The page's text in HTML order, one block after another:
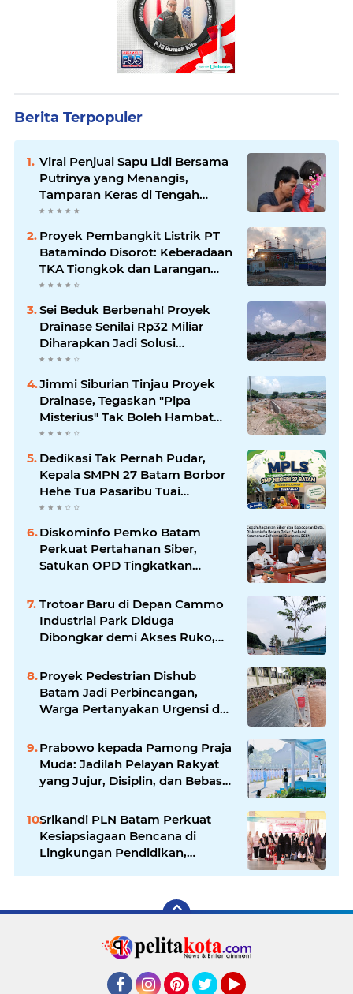
Berita Terpopuler
Viral Penjual Sapu Lidi Bersama
Putrinya yang Menangis,
Tamparan Keras di Tengah
Maraknya Korupsi
Proyek Pembangkit Listrik PT
Batamindo Disorot: Keberadaan
TKA Tiongkok dan Larangan
Liputan Wartawan Jadi
Perhatian
Sei Beduk Berbenah! Proyek
Drainase Senilai Rp32 Miliar
Diharapkan Jadi Solusi
Permanen Atasi Banjir
Jimmi Siburian Tinjau Proyek
Drainase, Tegaskan "Pipa
Misterius" Tak Boleh Hambat
Pembangunan di Sei Beduk
Dedikasi Tak Pernah Pudar,
Kepala SMPN 27 Batam Borbor
Hehe Tua Pasaribu Tuai
Apresiasi Orang Tua Murid
Diskominfo Pemko Batam
Perkuat Pertahanan Siber,
Satukan OPD Tingkatkan
Pemerintah
Trotoar Baru di Depan Cammo
Industrial Park Diduga
Dibongkar demi Akses Ruko,
Proyek Pedestrian Dishub
Batam Jadi Perbincangan,
Warga Pertanyakan Urgensi dan
Prabowo kepada Pamong Praja
Muda: Jadilah Pelayan Rakyat
yang Jujur, Disiplin, dan Bebas
Srikandi PLN Batam Perkuat
Kesiapsiagaan Bencana di
Lingkungan Pendidikan,